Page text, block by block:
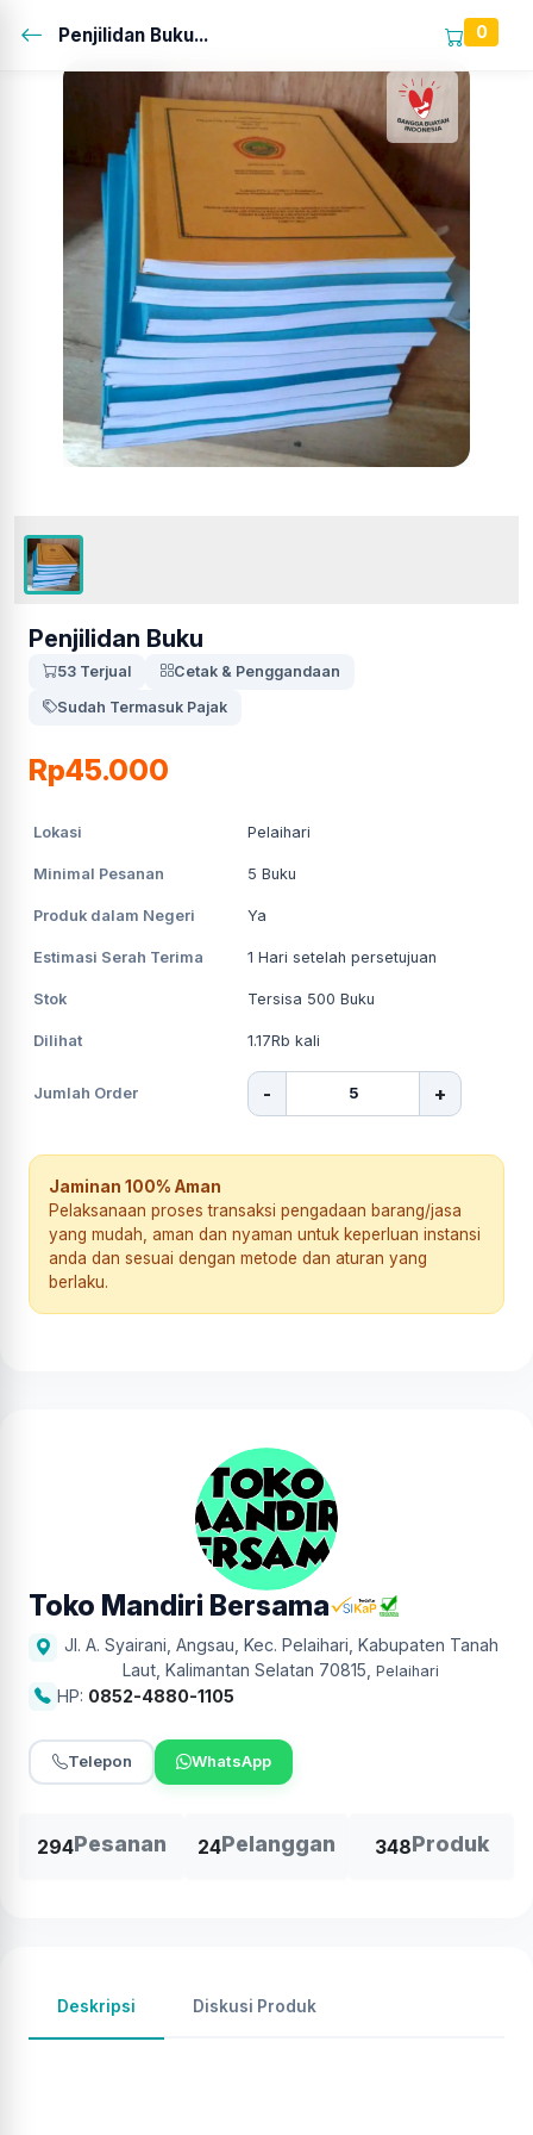
Penjilidan Buku... 0
Penjilidan Buku
53 Terjual
Cetak & Penggandaan
Sudah Termasuk Pajak
Rp45.000
Lokasi Pelaihari
Minimal Pesanan 5 Buku
Produk dalam Negeri Ya
Estimasi Serah Terima 1 Hari setelah persetujuan
Stok Tersisa 500 Buku
Dilihat 1.17Rb kali
Jumlah Order - +
Jaminan 100% Aman
Pelaksanaan proses transaksi pengadaan barang/jasa
yang mudah, aman dan nyaman untuk keperluan instansi
anda dan sesuai dengan metode dan aturan yang
berlaku.
Toko Mandiri Bersama
Jl. A. Syairani, Angsau, Kec. Pelaihari, Kabupaten Tanah
Laut, Kalimantan Selatan 70815 Pelaihari
HP: 0852-4880-1105
Telepon WhatsApp
294Pesanan 24Pelanggan 348Produk
Deskripsi Diskusi Produk